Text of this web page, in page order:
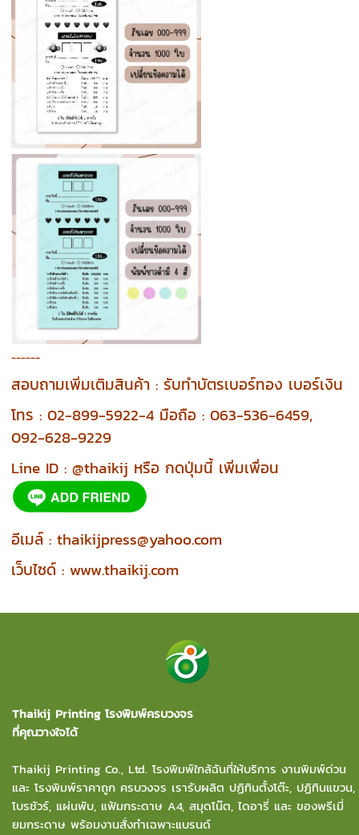
------
สอบถามเพิ่มเติมสินค้า : รับทำบัตรเบอร์ทอง เบอร์เงิน
โทร : 02-899-5922-4 มือถือ : 063-536-6459,
092-628-9229
Line ID : @thaikij หรือ กดปุ่มนี้ เพิ่มเพื่อน
อีเมล์ :thaikijpress@yahoo.com
เว็บไซด์ : www.thaikij.com
Thaikij Printing โรงพิมพ์ครบวงจร
ที่คุณวางใจได้
Thaikij Printing Co., Ltd. โรงพิมพ์ใกล้ฉันที่ให้บริการ งานพิมพ์ด่วน
และ โรงพิมพ์ราคาถูก ครบวงจร เรารับผลิต ปฏิทินตั้งโต๊ะ, ปฏิทินแขวน,
โบรชัวร์, แผ่นพับ, แฟ้มกระดาษ A4, สมุดโน๊ต, ไดอารี่ และ ของพรีเมี่
ยมกระดาษ พร้อมงานสั่งทำเฉพาะแบรนด์